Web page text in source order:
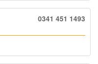
0341 451 1493